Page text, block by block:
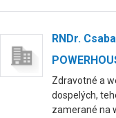
RNDr.
Zdravotné a
dospelých,
zamerané na